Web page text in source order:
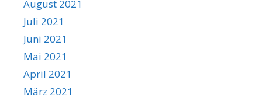
August 2021
Juli 2021
Juni 2021
Mai 2021
April 2021
März 2021